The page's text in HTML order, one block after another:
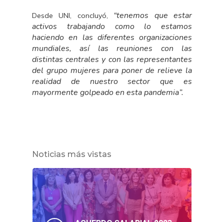
Desde UNI, concluyó, “tenemos que estar
activos trabajando como lo estamos
haciendo en las diferentes organizaciones
mundiales, así las reuniones con las
distintas centrales y con las representantes
del grupo mujeres para poner de relieve la
realidad de nuestro sector que es
mayormente golpeado en esta pandemia”.
Noticias más vistas